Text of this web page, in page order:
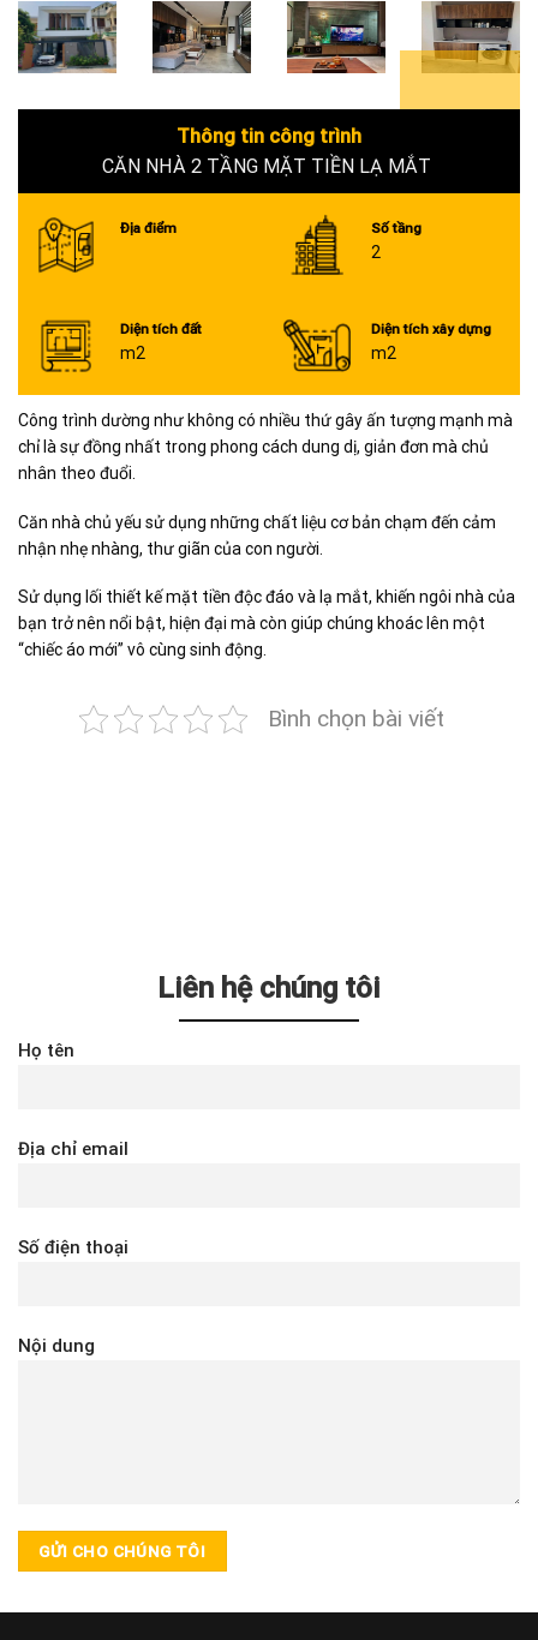
Thông tin công trình
CĂN NHÀ 2 TẦNG MẶT TIỀN LẠ MẮT
Địa điểm Số tầng
2
Diện tích đất
m2
Diện tích xây dựng
m2
Công trình dường như không có nhiều thứ gây ấn tượng mạnh mà
chỉ là sự đồng nhất trong phong cách dung dị, giản đơn mà chủ
nhân theo đuổi.
Căn nhà chủ yếu sử dụng những chất liệu cơ bản chạm đến cảm
nhận nhẹ nhàng, thư giãn của con người.
Sử dụng lối thiết kế mặt tiền độc đáo và lạ mắt, khiến ngôi nhà của
bạn trở nên nổi bật, hiện đại mà còn giúp chúng khoác lên một
“chiếc áo mới” vô cùng sinh động.
Bình chọn bài viết
Liên hệ chúng tôi
Họ tên
Địa chỉ email
Số điện thoại
Nội dung